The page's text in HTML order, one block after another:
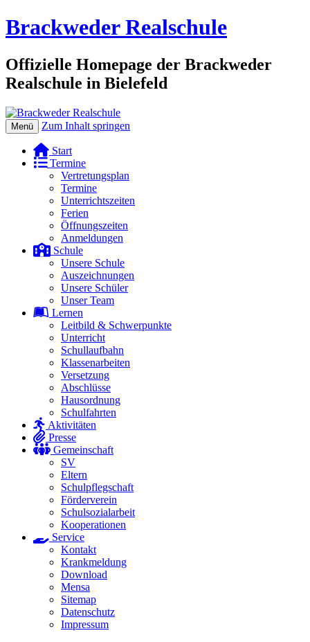
Brackweder Realschule
Offizielle Homepage der Brackweder
Realschule in Bielefeld
Menü Zum Inhalt springen
Start
Termine
Vertretungsplan
Termine
Unterrichtszeiten
Ferien
Öffnungszeiten
Anmeldungen
Schule
Unsere Schule
Auszeichnungen
Unsere Schüler
Unser Team
Lernen
Leitbild & Schwerpunkte
Unterricht
Schullaufbahn
Klassenarbeiten
Versetzung
Abschlüsse
Hausordnung
Schulfahrten
Aktivitäten
Presse
Gemeinschaft
SV
Eltern
Schulpflegschaft
Förderverein
Schulsozialarbeit
Kooperationen
Service
Kontakt
Krankmeldung
Download
Mensa
Sitemap
Datenschutz
Impressum